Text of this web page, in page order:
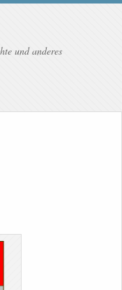
und anderes